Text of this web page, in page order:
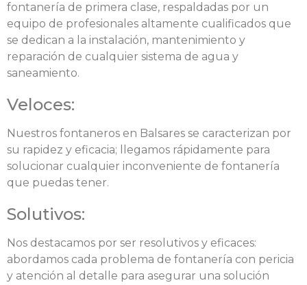
fontanería de primera clase, respaldadas por un
equipo de profesionales altamente cualificados que
se dedican a la instalación, mantenimiento y
reparación de cualquier sistema de agua y
saneamiento.
Veloces:
Nuestros fontaneros en Balsares se caracterizan por
su rapidez y eficacia; llegamos rápidamente para
solucionar cualquier inconveniente de fontanería
que puedas tener.
Solutivos:
Nos destacamos por ser resolutivos y eficaces:
abordamos cada problema de fontanería con pericia
y atención al detalle para asegurar una solución